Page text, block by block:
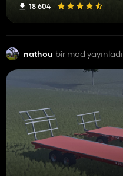
18 604
nathou bir mod yayınladı